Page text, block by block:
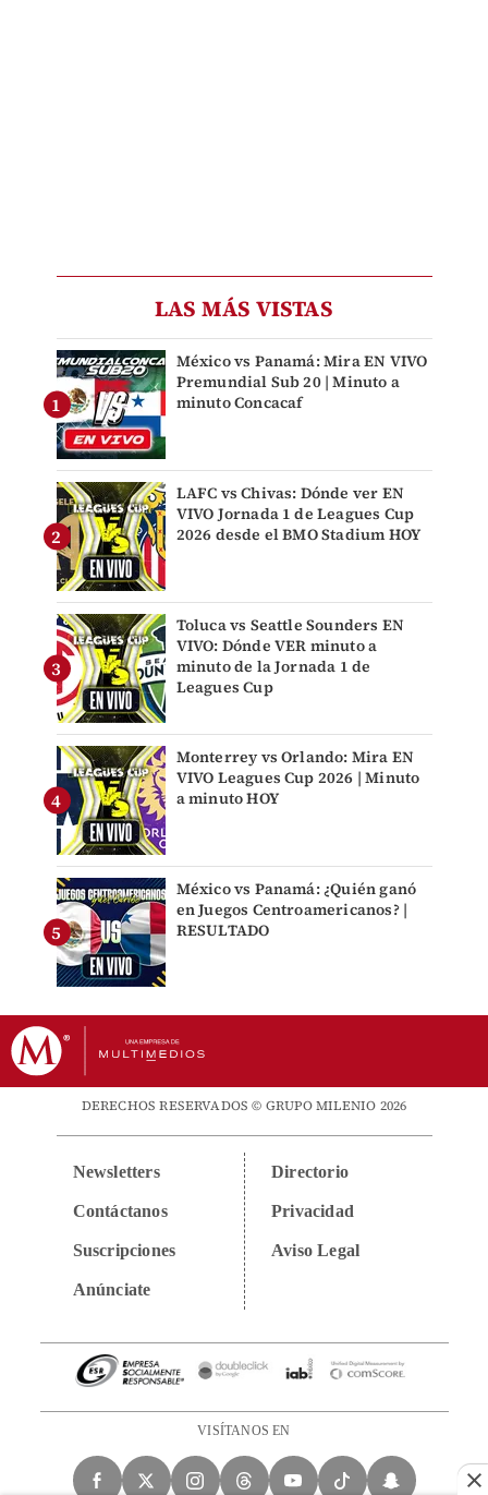
LAS MÁS VISTAS
México vs Panamá: Mira EN VIVO
Premundial Sub 20 | Minuto a
minuto Concacaf
LAFC vs Chivas: Dónde ver EN
VIVO Jornada 1 de Leagues Cup
2026 desde el BMO Stadium HOY
Toluca vs Seattle Sounders EN
VIVO: Dónde VER minuto a
minuto de la Jornada 1 de
Leagues Cup
Monterrey vs Orlando: Mira EN
VIVO Leagues Cup 2026 | Minuto
a minuto HOY
México vs Panamá: ¿Quién ganó
en Juegos Centroamericanos? |
RESULTADO
DERECHOS RESERVADOS © GRUPO MILENIO 2026
Newsletters
Contáctanos
Suscripciones
Anúnciate
Directorio
Privacidad
Aviso Legal
VISÍTANOS EN